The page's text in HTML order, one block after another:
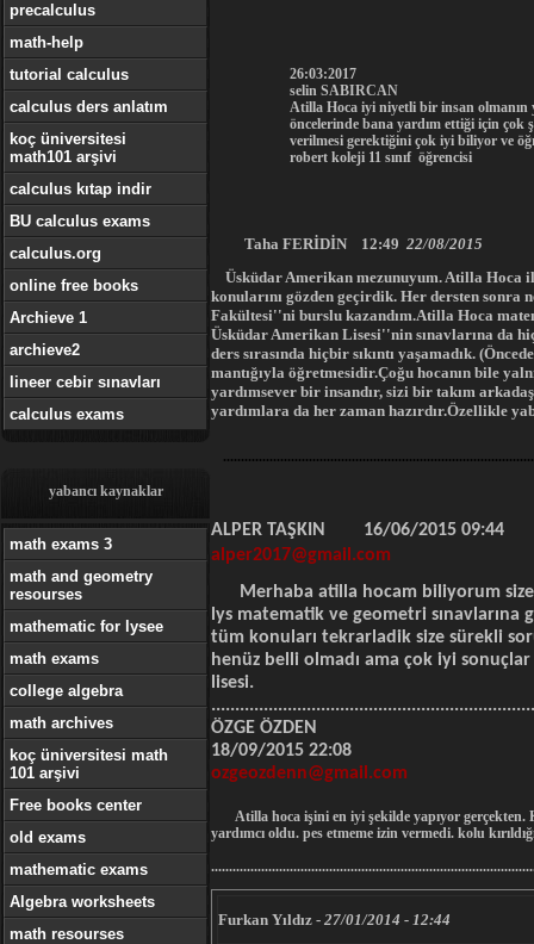
precalculus
math-help
tutorial calculus
calculus ders anlatım
koç üniversitesi
math101 arşivi
calculus kıtap indir
BU calculus exams
calculus.org
online free books
Archieve 1
archieve2
lineer cebir sınavları
calculus exams
yabancı kaynaklar
math exams 3
math and geometry
resourses
mathematic for lysee
math exams
college algebra
math archives
koç üniversitesi math
101 arşivi
Free books center
old exams
mathematic exams
Algebra worksheets
math resourses
26:03:2017
selin SABIRCAN
Atilla Hoca iyi niyetli bir insan olmanın
öncelerinde bana yardım ettiği için çok
verilmesi gerektiğini çok iyi biliyor ve
robert koleji 11 sınıf öğrencisi
Taha FERİDİN 12:49 22/08/2015
Üsküdar Amerikan mezunuyum. Atilla Hoca
konularını gözden geçirdik. Her dersten
Fakültesi''ni burslu kazandım.Atilla Hoca
Üsküdar Amerikan Lisesi''nin sınavlarına da
ders sırasında hiçbir sıkıntı yaşamadık.
mantığıyla öğretmesidir.Çoğu hocanın bile
yardımsever bir insandır, sizi bir takım
yardımlara da her zaman hazırdır.Özellikle
....
ALPER TAŞKIN 16/06/2015 09:44
alper2017@gmail.com
Merhaba atilla hocam biliyorum size
lys matematik ve geometri
tüm konuları tekrarladik size sürekli
henüz belli olmadı ama çok iyi
lisesi.
ÖZGE ÖZDEN
18/09/2015 22:08
ozgeozdenn@gmail.com
Atilla hoca işini en iyi şekilde yapıyor gerçekten.
yardımcı oldu. pes etmeme izin vermedi. kolu
Furkan Yıldız - 27/01/2014 - 12:44